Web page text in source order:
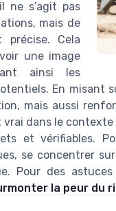
ne s’agit pas
mais de
Cela
une image
ainsi les
En misant
mais aussi
dans le
et vérifiables.
se concentrer
Pour des
la peur du